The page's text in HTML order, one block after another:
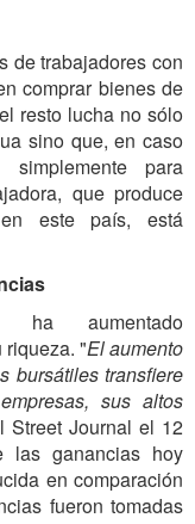
de trabajadores con
comprar bienes de
resto lucha no sólo
sino que, en caso
simplemente para
que produce
este país, está
ha aumentado
"El aumento
bursátiles transfiere
sus altos
Street Journal el 12
las ganancias hoy
en comparación
fueron tomadas